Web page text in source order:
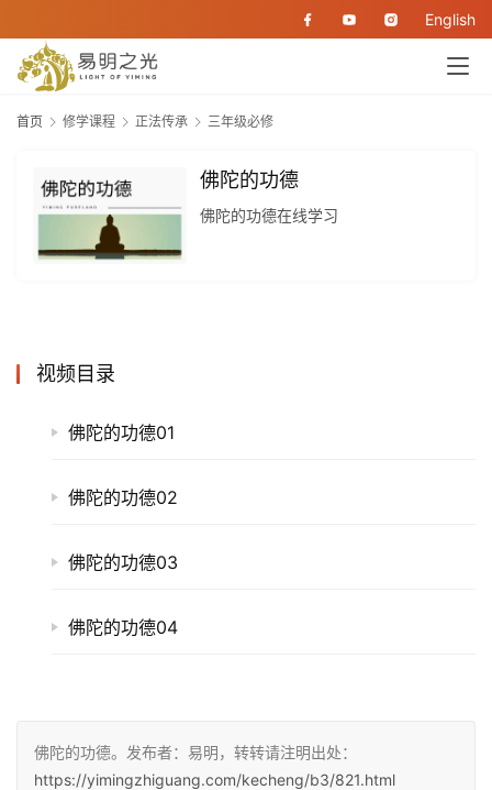
English
首页 修学课程 正法传承 三年级必修
佛陀的功德
佛陀的功德在线学习
视频目录
佛陀的功德01
佛陀的功德02
佛陀的功德03
佛陀的功德04
佛陀的功德。发布者：易明，转转请注明出处：
https://yimingzhiguang.com/kecheng/b3/821.html